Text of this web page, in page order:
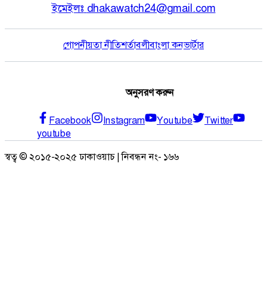
ইমেইলঃ dhakawatch24@gmail.com
গোপনীয়তা নীতিশর্তাবলীবাংলা কনভার্টার
অনুসরণ করুন
Facebook Instagram Youtube
Twitter
youtube
স্বত্ব © ২০১৫-২০২৫ ঢাকাওয়াচ | নিবন্ধন নং- ১৬৬